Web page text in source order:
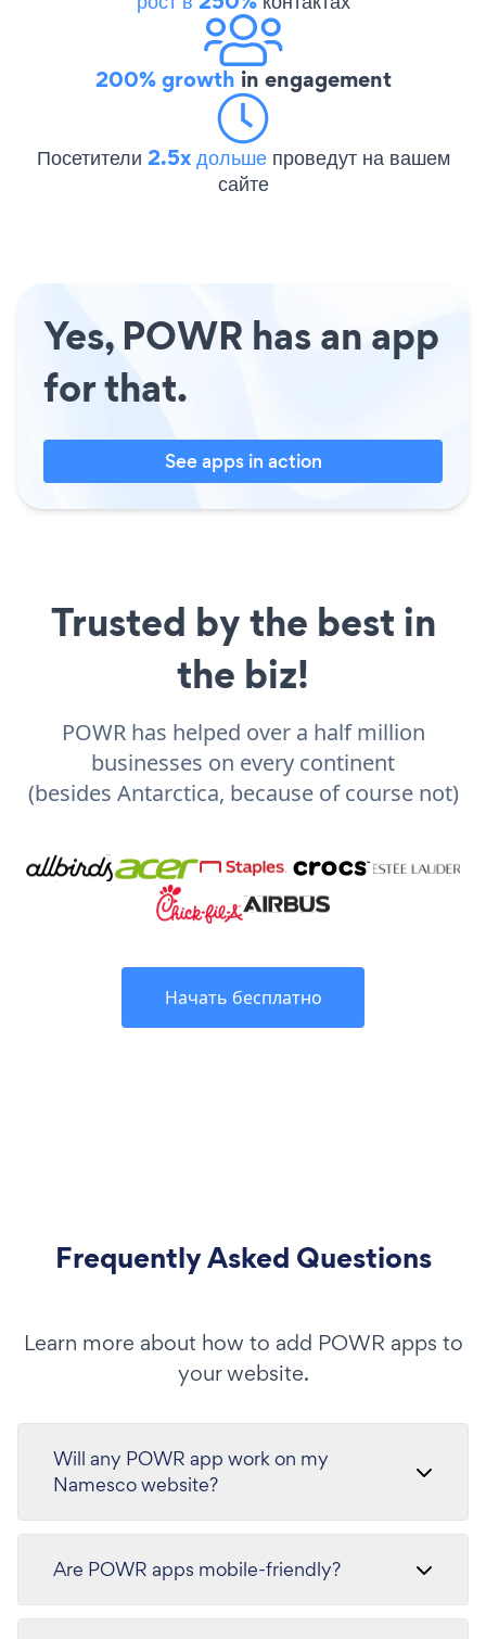
200% growth in engagement
Посетители 2.5x дольше проведут на вашем
сайте
Yes, POWR has an app
for that.
See apps in action
Trusted by the best in
the biz!
POWR has helped over a half million
businesses on every continent
(besides Antarctica, because of course not)
Начать бесплатно
Frequently Asked Questions
Learn more about how to add POWR apps to
your website.
Will any POWR app work on my
Namesco website?
Are POWR apps mobile-friendly?